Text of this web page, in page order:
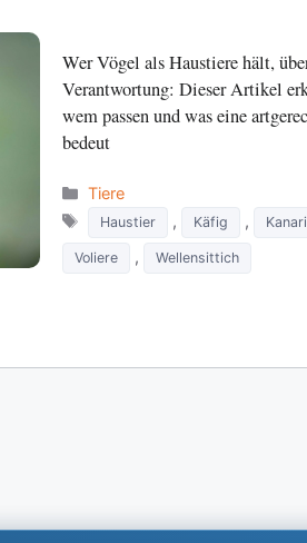
Wer Vögel als Haustiere hält,
Verantwortung: Dieser Artikel
wem passen und was eine
bedeut
Categories
Tiere
Tags
Haustier , Käfig ,
Voliere , Wellensittich